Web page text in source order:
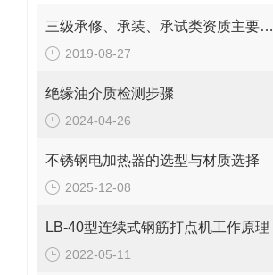
三级承修、承装、承试类资质主要试验设备配置表
2019-08-27
绝缘油介质检测步骤
2024-04-26
不锈钢电加热器的选型与材质选择
2025-12-08
LB-40型连续式钢筋打点机工作原理
2022-05-11